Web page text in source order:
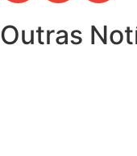
Outras